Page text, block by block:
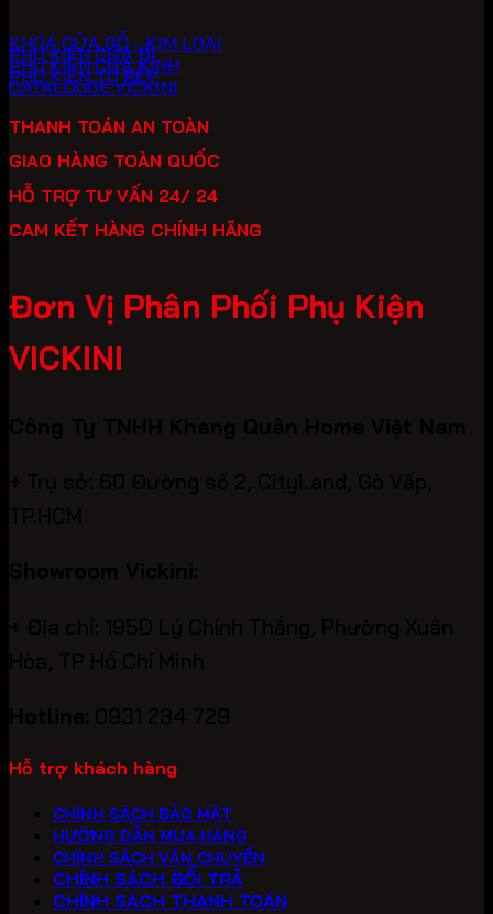
KHOÁ CỬA GỖ - KIM LOẠI
PHỤ KIỆN CỬA ĐI
PHỤ KIỆN CỬA KÍNH
PHỤ KIỆN TỦ BẾP
CATALOUGE VICKINI
THANH TOÁN AN TOÀN
GIAO HÀNG TOÀN QUỐC
HỖ TRỢ TƯ VẤN 24/ 24
CAM KẾT HÀNG CHÍNH HÃNG
Đơn Vị Phân Phối Phụ Kiện
VICKINI
Hỗ trợ khách hàng
CHÍNH SÁCH BẢO MẬT
HƯỚNG DẪN MUA HÀNG
CHÍNH SÁCH VẬN CHUYỂN
CHÍNH SÁCH ĐỔI TRẢ
CHÍNH SÁCH THANH TOÁN